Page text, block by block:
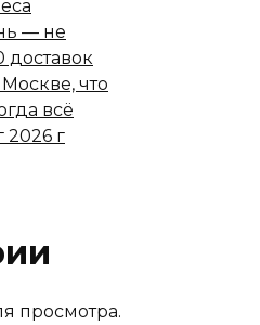
— не
доставок
что
всё
2026 г
просмотра.